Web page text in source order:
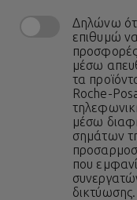
Δηλώνω
επιθυμώ
μέσω
τα
Roche-
μέσω
σημάτων
που
δικτύωσης.